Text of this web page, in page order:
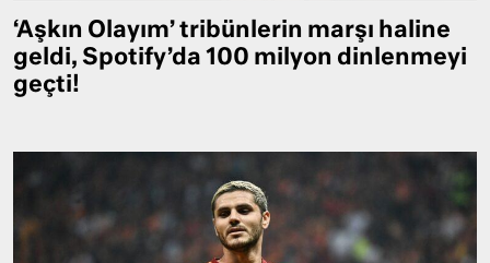
‘Aşkın Olayım’ tribünlerin marşı haline
geldi, Spotify’da 100 milyon dinlenmeyi
geçti!